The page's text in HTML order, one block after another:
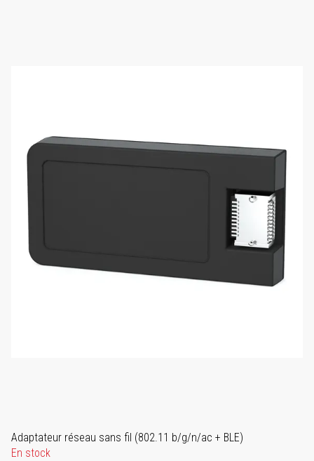
Adaptateur réseau sans fil (802.11 b/g/n/ac + BLE)
En stock